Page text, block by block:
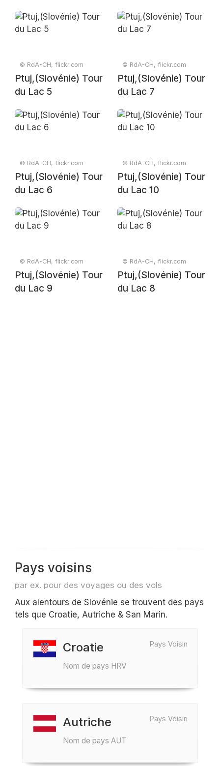
© RdA-CH, flickr.com
Ptuj,(Slovénie) Tour
du Lac 5
© RdA-CH, flickr.com
Ptuj,(Slovénie) Tour
du Lac 7
© RdA-CH, flickr.com
Ptuj,(Slovénie) Tour
du Lac 6
© RdA-CH, flickr.com
Ptuj,(Slovénie) Tour
du Lac 10
© RdA-CH, flickr.com
Ptuj,(Slovénie) Tour
du Lac 9
© RdA-CH, flickr.com
Ptuj,(Slovénie) Tour
du Lac 8
Pays voisins
par ex. pour des voyages ou des vols
Aux alentours de Slovénie se trouvent des pays
tels que Croatie, Autriche & San Marin.
Pays Voisin
Croatie
Nom de pays HRV
Pays Voisin
Autriche
Nom de pays AUT